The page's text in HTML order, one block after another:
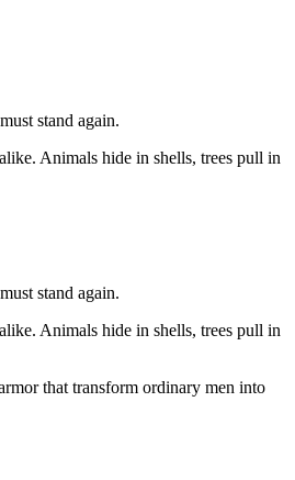
stand again.
Animals hide in shells, trees pull in
stand again.
Animals hide in shells, trees pull in
that transform ordinary men into